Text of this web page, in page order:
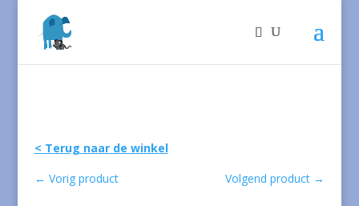
< Terug naar de winkel
← Vorig product Volgend product →